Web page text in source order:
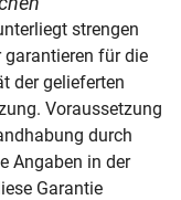
strengen
für die
der gelieferten
Voraussetzung
durch
Angaben in der
Garantie